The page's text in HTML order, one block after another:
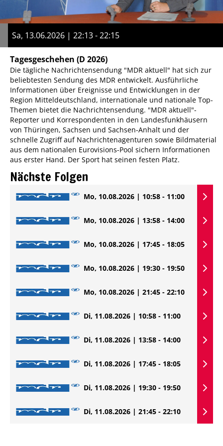
Sa, 13.06.2026 | 22:13 - 22:15
Tagesgeschehen (D 2026)
Die tägliche Nachrichtensendung "MDR aktuell" hat sich zur
beliebtesten Sendung des MDR entwickelt. Ausführliche
Informationen über Ereignisse und Entwicklungen in der
Region Mitteldeutschland, internationale und nationale Top-
Themen bietet die Nachrichtensendung. "MDR aktuell"-
Reporter und Korrespondenten in den Landesfunkhäusern
von Thüringen, Sachsen und Sachsen-Anhalt und der
schnelle Zugriff auf Nachrichtenagenturen sowie Bildmaterial
aus dem nationalen Eurovisions-Pool sichern Informationen
aus erster Hand. Der Sport hat seinen festen Platz.
Nächste Folgen
Mo, 10.08.2026 | 10:58 - 11:00
Mo, 10.08.2026 | 13:58 - 14:00
Mo, 10.08.2026 | 17:45 - 18:05
Mo, 10.08.2026 | 19:30 - 19:50
Mo, 10.08.2026 | 21:45 - 22:10
Di, 11.08.2026 | 10:58 - 11:00
Di, 11.08.2026 | 13:58 - 14:00
Di, 11.08.2026 | 17:45 - 18:05
Di, 11.08.2026 | 19:30 - 19:50
Di, 11.08.2026 | 21:45 - 22:10